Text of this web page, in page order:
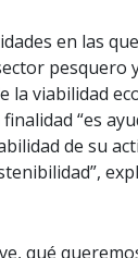
en las
pesquero
la viabilidad
“es
de su
qué